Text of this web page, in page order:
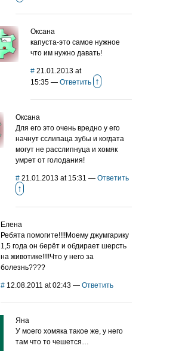
Оксана
капуста-это самое нужное
что им нужно давать!
# 21.01.2013 at
15:35 — Ответить ↑
Оксана
Для его это очень вредно у его
начнут сслипаца зубы и когдата
могут не расслипнуца и хомяк
умрет от голодания!
# 21.01.2013 at 15:31 — Ответить
↑
Елена
Ребята помогите!!!!Моему джумгарику
1,5 года он берёт и обдирает шерсть
на животике!!!!Что у него за
болезнь????
# 12.08.2011 at 02:43 — Ответить
Яна
У моего хомяка такое же, у него
там что то чешется…